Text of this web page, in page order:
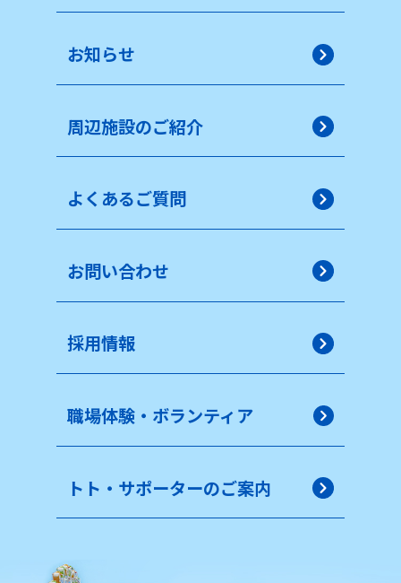
お知らせ
周辺施設のご紹介
よくあるご質問
お問い合わせ
採用情報
職場体験・ボランティア
トト・サポーターのご案内